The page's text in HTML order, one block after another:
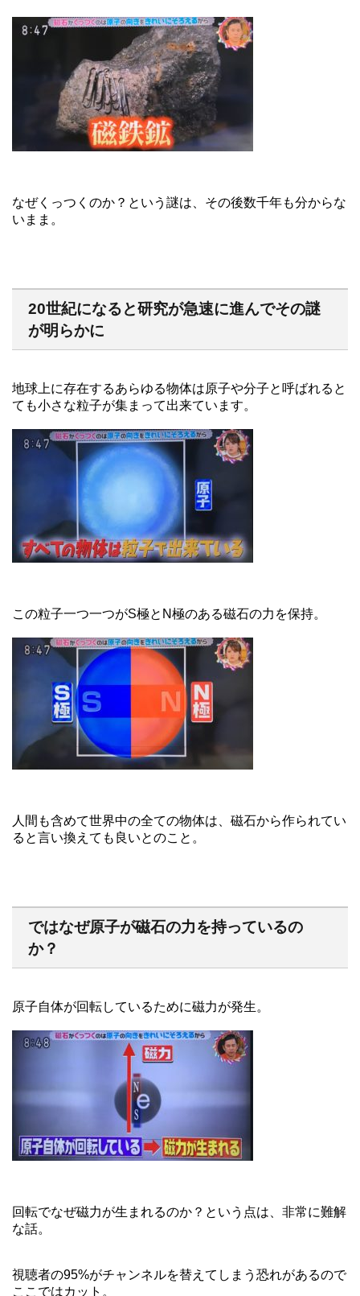
なぜくっつくのか？という謎は、その後数千年も分からな
いまま。
20世紀になると研究が急速に進んでその謎
が明らかに
地球上に存在するあらゆる物体は原子や分子と呼ばれると
ても小さな粒子が集まって出来ています。
この粒子一つ一つがS極とN極のある磁石の力を保持。
人間も含めて世界中の全ての物体は、磁石から作られてい
ると言い換えても良いとのこと。
ではなぜ原子が磁石の力を持っているの
か？
原子自体が回転しているために磁力が発生。
回転でなぜ磁力が生まれるのか？という点は、非常に難解
な話。
視聴者の95%がチャンネルを替えてしまう恐れがあるので
ここではカット。